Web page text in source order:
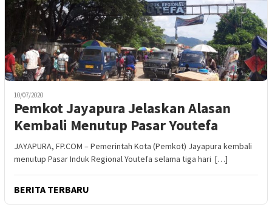
10/07/2020
Pemkot Jayapura Jelaskan Alasan
Kembali Menutup Pasar Youtefa
JAYAPURA, FP.COM – Pemerintah Kota (Pemkot) Jayapura kembali
menutup Pasar Induk Regional Youtefa selama tiga hari […]
BERITA TERBARU